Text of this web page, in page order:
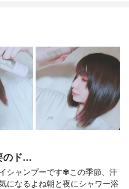
のド...
シャンプーです✾この季節、汗
になるよね朝と夜にシャワー浴